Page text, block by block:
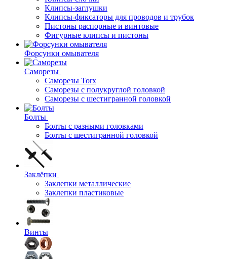
Клипсы-заглушки
Клипсы-фиксаторы для проводов и трубок
Пистоны распорные и винтовые
Фигурные клипсы и пистоны
Форсунки омывателя
Саморезы
Саморезы Torx
Саморезы с полукруглой головкой
Саморезы с шестигранной головкой
Болты
Болты с разными головками
Болты с шестигранной головкой
Заклёпки
Заклепки металлические
Заклепки пластиковые
Винты